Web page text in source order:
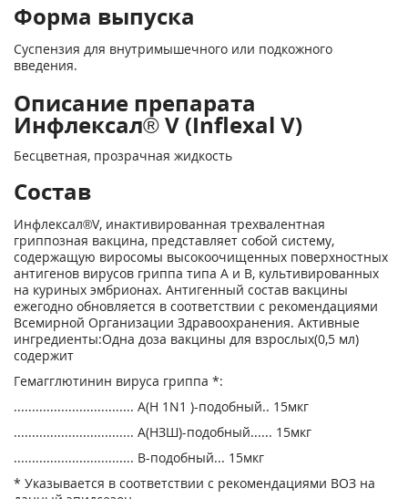
Форма выпуска
Суспензия для внутримышечного или подкожного
введения.
Описание препарата
Инфлексал® V (Inflexal V)
Бесцветная, прозрачная жидкость
Состав
Инфлексал®V, инактивированная трехвалентная
гриппозная вакцина, представляет собой систему,
содержащую виросомы высокоочищенных поверхностных
антигенов вирусов гриппа типа А и В, культивированных
на куриных эмбрионах. Антигенный состав вакцины
ежегодно обновляется в соответствии с рекомендациями
Всемирной Организации Здравоохранения. Активные
ингредиенты:Одна доза вакцины для взрослых(0,5 мл)
содержит
Гемагглютинин вируса гриппа *:
................................. А(Н 1N1 )-подобный.. 15мкг
................................. А(НЗШ)-подобный...... 15мкг
................................. В-подобный... 15мкг
* Указывается в соответствии с рекомендациями ВОЗ на